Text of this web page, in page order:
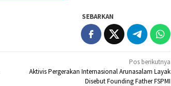
SEBARKAN
Pos berikutnya
Aktivis Pergerakan Internasional Arunasalam Layak
Disebut Founding Father FSPMI